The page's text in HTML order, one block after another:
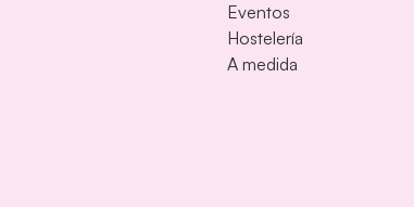
Eventos
Hostelería
A medida